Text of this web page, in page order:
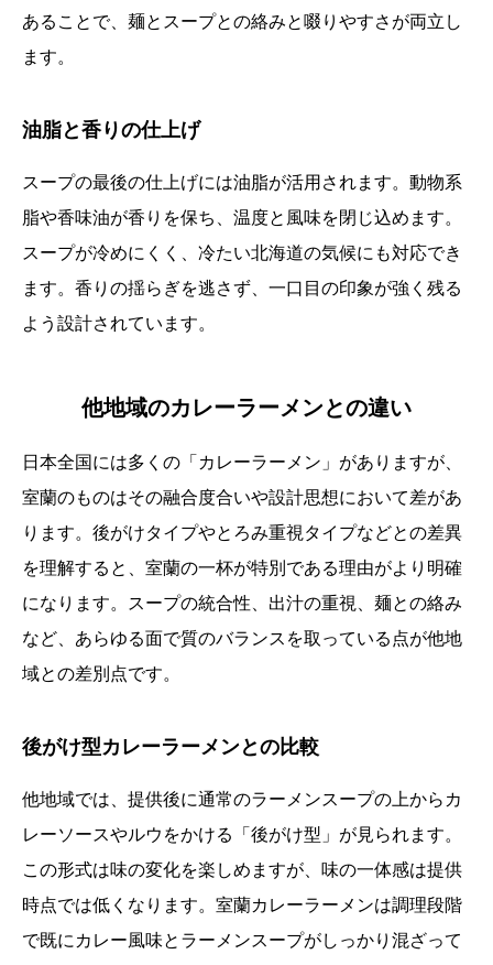
あることで、麺とスープとの絡みと啜りやすさが両立し
ます。
油脂と香りの仕上げ
スープの最後の仕上げには油脂が活用されます。動物系
脂や香味油が香りを保ち、温度と風味を閉じ込めます。
スープが冷めにくく、冷たい北海道の気候にも対応でき
ます。香りの揺らぎを逃さず、一口目の印象が強く残る
よう設計されています。
他地域のカレーラーメンとの違い
日本全国には多くの「カレーラーメン」がありますが、
室蘭のものはその融合度合いや設計思想において差があ
ります。後がけタイプやとろみ重視タイプなどとの差異
を理解すると、室蘭の一杯が特別である理由がより明確
になります。スープの統合性、出汁の重視、麺との絡み
など、あらゆる面で質のバランスを取っている点が他地
域との差別点です。
後がけ型カレーラーメンとの比較
他地域では、提供後に通常のラーメンスープの上からカ
レーソースやルウをかける「後がけ型」が見られます。
この形式は味の変化を楽しめますが、味の一体感は提供
時点では低くなります。室蘭カレーラーメンは調理段階
で既にカレー風味とラーメンスープがしっかり混ざって